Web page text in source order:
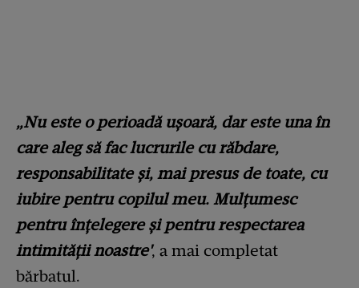
„Nu este o perioadă ușoară, dar este una în
care aleg să fac lucrurile cu răbdare,
responsabilitate și, mai presus de toate, cu
iubire pentru copilul meu. Mulțumesc
pentru înțelegere și pentru respectarea
intimității noastre', a mai completat
bărbatul.